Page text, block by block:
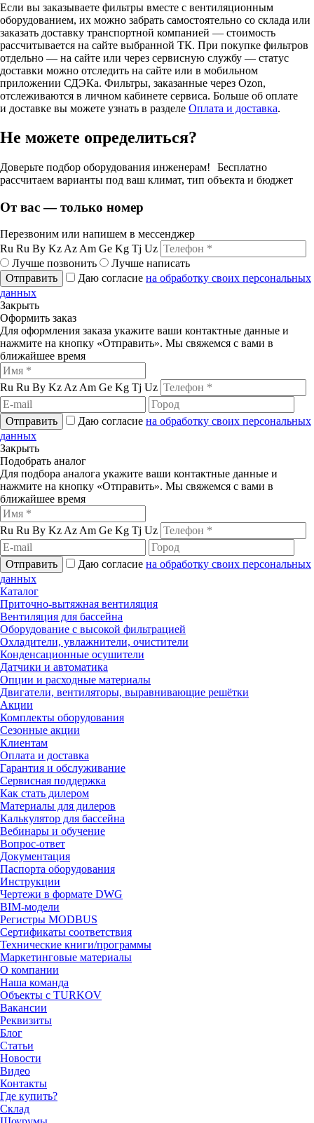
Если вы заказываете фильтры вместе с вентиляционным
оборудованием, их можно забрать самостоятельно со склада или
заказать доставку транспортной компанией — стоимость
рассчитывается на сайте выбранной ТК. При покупке фильтров
отдельно — на сайте или через сервисную службу — статус
доставки можно отследить на сайте или в мобильном
приложении СДЭКа. Фильтры, заказанные через Ozon,
отслеживаются в личном кабинете сервиса. Больше об оплате
и доставке вы можете узнать в разделе Оплата и доставка.
Не можете определиться?
Доверьте подбор оборудования инженерам! Бесплатно
рассчитаем варианты под ваш климат, тип объекта и бюджет
От вас — только номер
Перезвоним или напишем в мессенджер
Ru Ru By Kz Az Am Ge Kg Tj Uz
Лучше позвонить
Лучше написать
Отправить
Даю согласие на обработку своих персональных
данных
Закрыть
Оформить заказ
Для оформления заказа укажите ваши контактные данные и
нажмите на кнопку «Отправить». Мы свяжемся с вами в
ближайшее время
Ru Ru By Kz Az Am Ge Kg Tj Uz
Отправить Даю согласие на обработку своих персональных
данных
Закрыть
Подобрать аналог
Для подбора аналога укажите ваши контактные данные и
нажмите на кнопку «Отправить». Мы свяжемся с вами в
ближайшее время
Ru Ru By Kz Az Am Ge Kg Tj Uz
Отправить Даю согласие на обработку своих персональных
данных
Каталог
Приточно-вытяжная вентиляция
Вентиляция для бассейна
Оборудование с высокой фильтрацией
Охладители, увлажнители, очистители
Конденсационные осушители
Датчики и автоматика
Опции и расходные материалы
Двигатели, вентиляторы, выравнивающие решётки
Акции
Комплекты оборудования
Сезонные акции
Клиентам
Оплата и доставка
Гарантия и обслуживание
Сервисная поддержка
Как стать дилером
Материалы для дилеров
Калькулятор для бассейна
Вебинары и обучение
Вопрос-ответ
Документация
Паспорта оборудования
Инструкции
Чертежи в формате DWG
BIM-модели
Регистры MODBUS
Сертификаты соответствия
Технические книги/программы
Маркетинговые материалы
О компании
Наша команда
Объекты с TURKOV
Вакансии
Реквизиты
Блог
Статьи
Новости
Видео
Контакты
Где купить?
Склад